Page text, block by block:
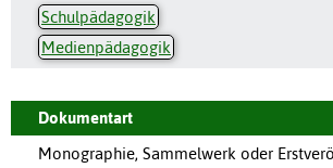
Schulpädagogik
Medienpädagogik
Dokumentart
Monographie, Sammelwerk oder